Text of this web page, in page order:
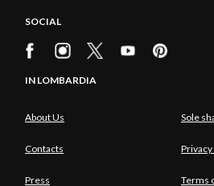
SOCIAL
IN LOMBARDIA
About Us Sole
Contacts
Press Terms